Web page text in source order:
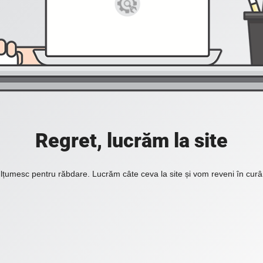
Regret, lucrăm la site
pentru răbdare. Lucrăm câte ceva la site și vom reveni în